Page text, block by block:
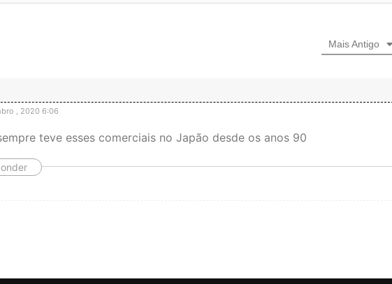
Mais Antigo
, 2020 6:06
teve esses comerciais no Japão desde os anos 90